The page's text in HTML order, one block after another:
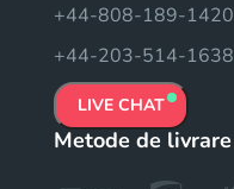
+44-808-189-1420
+44-203-514-1638
LIVE CHAT
Metode de livrare